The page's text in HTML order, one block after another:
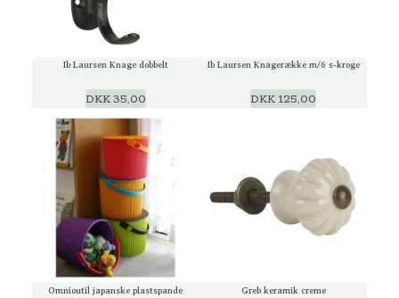
Ib Laursen Knage dobbelt
DKK 35,00
Ib Laursen Knagerække m/6 s-kroge
DKK 125,00
Omnioutil japanske plastspande
Greb keramik creme